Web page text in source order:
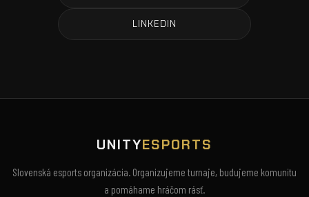
LINKEDIN
UNITYESPORTS
Slovenská esports organizácia. Organizujeme turnaje, budujeme komunitu
a pomáhame hráčom rásť.